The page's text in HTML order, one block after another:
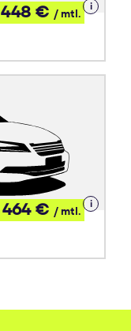
448 € / mtl.
Details
zum
464 € / mtl.
Details
zum